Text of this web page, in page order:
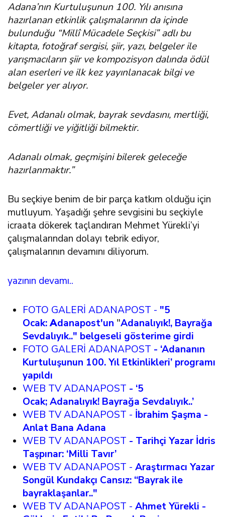
Adana’nın Kurtuluşunun 100. Yılı anısına
hazırlanan etkinlik çalışmalarının da içinde
bulunduğu “Millî Mücadele Seçkisi” adlı bu
kitapta, fotoğraf sergisi, şiir, yazı, belgeler ile
yarışmacıların şiir ve kompozisyon dalında ödül
alan eserleri ve ilk kez yayınlanacak bilgi ve
belgeler yer alıyor.
Evet, Adanalı olmak, bayrak sevdasını, mertliği,
cömertliği ve yiğitliği bilmektir.
Adanalı olmak, geçmişini bilerek geleceğe
hazırlanmaktır.”
Bu seçkiye benim de bir parça katkım olduğu için
mutluyum. Yaşadığı şehre sevgisini bu seçkiyle
icraata dökerek taçlandıran Mehmet Yürekli’yi
çalışmalarından dolayı tebrik ediyor,
çalışmalarının devamını diliyorum.
yazının devamı..
FOTO GALERİ ADANAPOST - "5
Ocak:Adanapost'un "Adanalıyık!, Bayrağa
Sevdalıyık.." belgeseli gösterime girdi
FOTO GALERİ ADANAPOST - ‘Adananın
Kurtuluşunun 100. Yıl Etkinlikleri’ programı
yapıldı
WEB TV ADANAPOST - ‘5
Ocak;Adanalıyık! Bayrağa Sevdalıyık..’
WEB TV ADANAPOST - İbrahim Şaşma -
Anlat Bana Adana
WEB TV ADANAPOST - Tarihçi Yazar İdris
Taşpınar: ‘Milli Tavır’
WEB TV ADANAPOST - Araştırmacı Yazar
Songül Kundakçı Cansız: “Bayrak ile
bayraklaşanlar.."
WEB TV ADANAPOST - Ahmet Yürekli -